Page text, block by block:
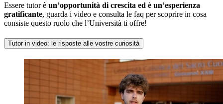
Essere tutor è un’opportunità di crescita ed è un’esperienza
gratificante, guarda i video e consulta le faq per scoprire in cosa
consiste questo ruolo che l’Università ti offre!
Tutor in video: le risposte alle vostre curiosità